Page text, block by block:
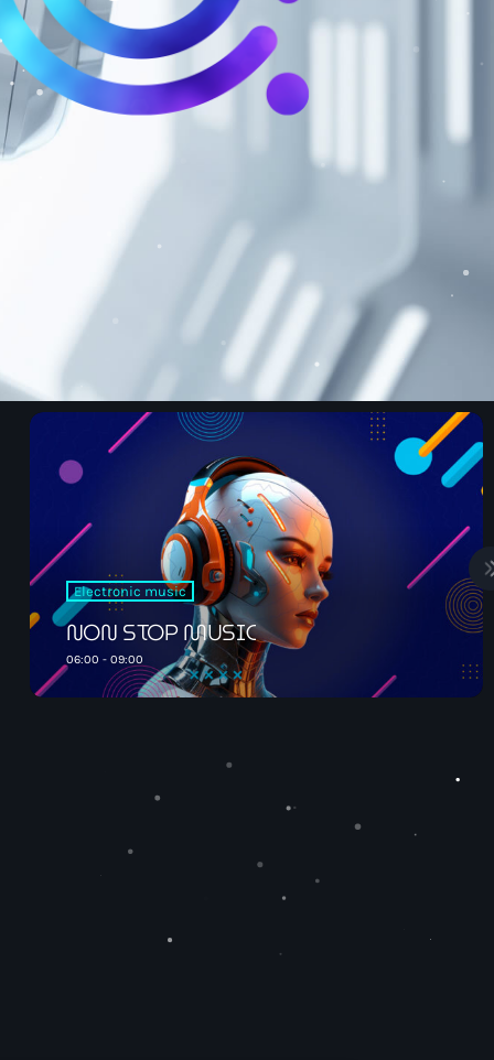
dans votre enceinte ALEXA
disponible sur www.radio.fr !
désormais disponible sur DEEZER
Electronic music
NON STOP MUSIC
09:00 - 12:00